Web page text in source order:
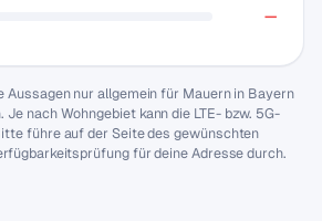
—
Aussagen nur allgemein für Mauern in Bayern
nach Wohngebiet kann die LTE- bzw. 5G-
führe auf der Seite des gewünschten
für deine Adresse durch.